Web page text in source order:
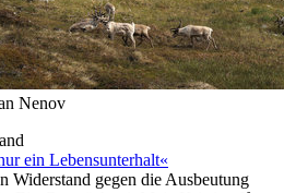
Nenov
ein Lebensunterhalt«
Widerstand gegen die Ausbeutung